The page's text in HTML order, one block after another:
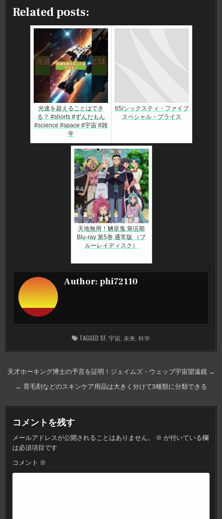
Related posts:
光速を超えることはでき
る？ #shorts #ずんだもん
#science #space #宇宙 #雑
学
65/シックスティ・ファイブ
スペシャル・プライス
天地無用！魎皇鬼 第伍期
Blu-ray 第5巻 通常版 （ブ
ルーレイディスク）
Author: phi72110
TAGGED SF, 宇宙 未来 科学
投
稿
ビ
ゲ
ー
シ
ョ
天才ホーキング博士の予言を証明！ジェイムズ・ウェッブ宇宙望遠鏡 →
← 育毛剤などのスキンケア用品は大きく分けて3種類に分類できる
コメントを残す
メールアドレスが公開されることはありません。 ※ が付いている欄
は必須項目です
コメント ※